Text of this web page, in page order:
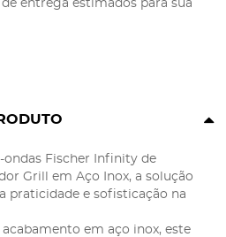
entrega estimados para sua
Fischer Infinity de
Grill em Aço Inox, a solução
praticidade e sofisticação na
em aço inox, este